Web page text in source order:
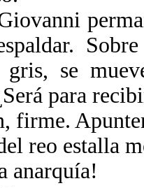
se
para
firme.
reo estalla
anarquía!